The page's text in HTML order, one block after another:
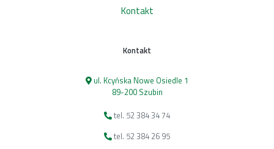
Kontakt
Kontakt
ul. Kcyńska Nowe Osiedle 1
89-200 Szubin
tel. 52 384 34 74
tel. 52 384 26 95